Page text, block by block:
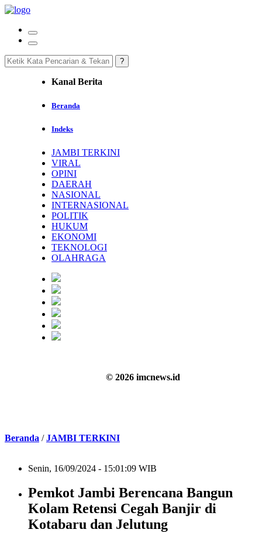
Kanal Berita
Beranda
Indeks
JAMBI TERKINI
VIRAL
OPINI
DAERAH
NASIONAL
INTERNASIONAL
POLITIK
HUKUM
EKONOMI
TEKNOLOGI
OLAHRAGA
© 2026 imcnews.id
Beranda /JAMBI TERKINI
Senin, 16/09/2024 - 15:01:09 WIB
Pemkot Jambi Berencana Bangun
Kolam Retensi Cegah Banjir di
Kotabaru dan Jelutung